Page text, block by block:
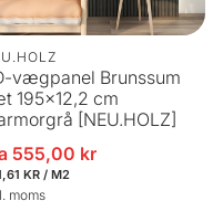
vægpanel Brunssum
195x12,2 cm
[NEU.HOLZ]
555,00 kr
KR / PR.
M2
moms